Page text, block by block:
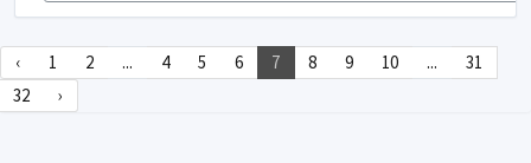
‹ 1 2 ... 4 5 6 7 8 9 10 ...
31
32
›